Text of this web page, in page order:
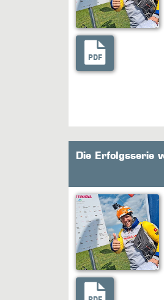
PDF
Die Erfolgsserie